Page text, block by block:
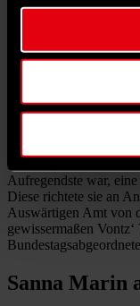
sagt die
provisorisch an die
die Dinge vertrauter
war vieles neu, die
viele neue Gesichter.
auch die meisten
im Europaausschuss
Aufregendste war,
Diese richtete sie an
Auswärtigen Amt von
gewissermaßen
Sanna Marin